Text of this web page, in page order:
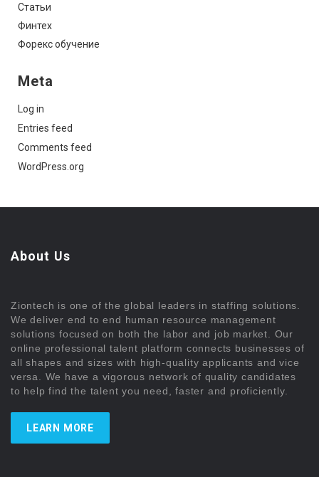
Статьи
Финтех
Форекс обучение
Meta
Log in
Entries feed
Comments feed
WordPress.org
About Us
Ziontech is one of the global leaders in staffing solutions.
We deliver end to end human resource management
solutions focused on both the labor and job market. Our
online professional talent platform connects businesses of
all shapes and sizes with high-quality applicants and vice
versa. We have a vigorous network of quality candidates
to help find the talent you need, faster and proficiently.
LEARN MORE